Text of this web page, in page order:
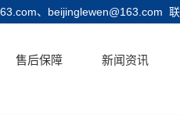
、beijinglewen@163.com
售后保障 新闻资讯